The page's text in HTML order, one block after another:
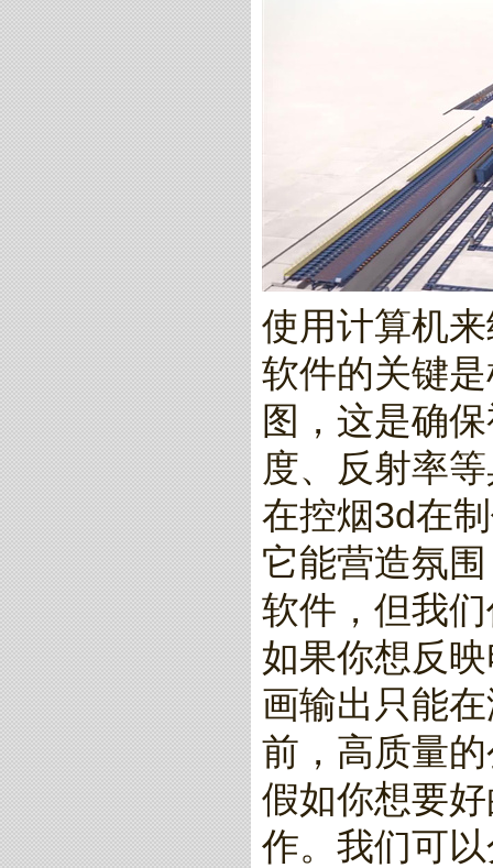
使用计算机
软件的关键
图，这是确
度、反射率
在控烟3d在
它能营造氛
软件，但我
如果你想反
画输出只能
前，高质量
假如你想要
作。我们可